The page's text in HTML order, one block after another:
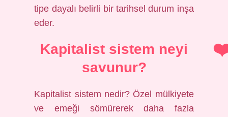
tipe dayalı belirli bir tarihsel durum inşa
eder.
Kapitalist sistem neyi
savunur?
Kapitalist sistem nedir? Özel mülkiyete
ve emeği sömürerek daha fazla